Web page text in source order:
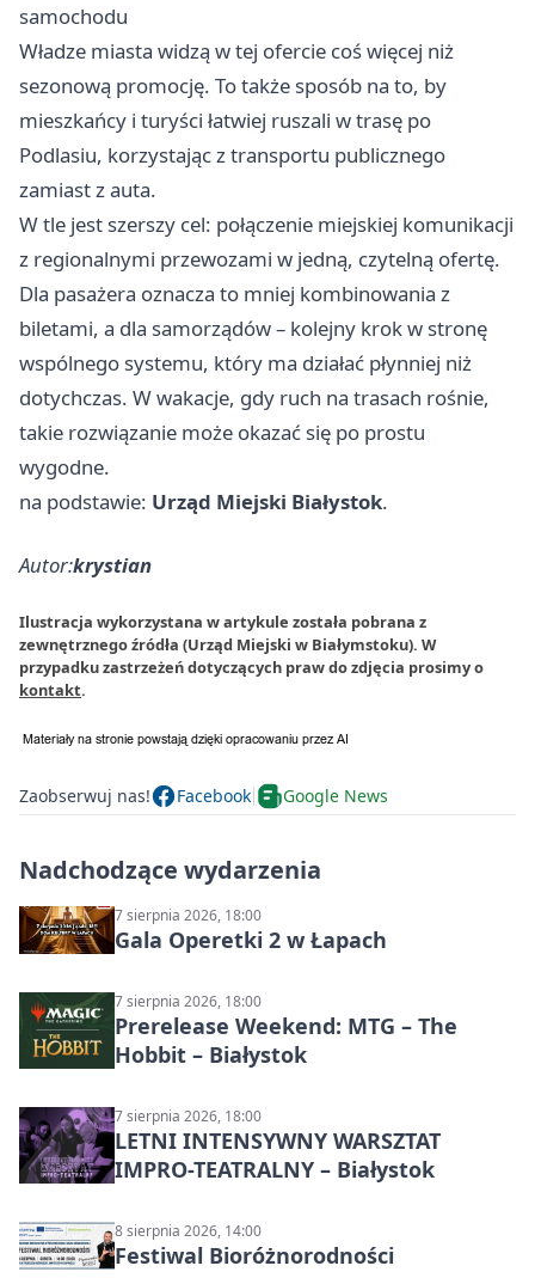
samochodu
Władze miasta widzą w tej ofercie coś więcej niż
sezonową promocję. To także sposób na to, by
mieszkańcy i turyści łatwiej ruszali w trasę po
Podlasiu, korzystając z transportu publicznego
zamiast z auta.
W tle jest szerszy cel: połączenie miejskiej komunikacji
z regionalnymi przewozami w jedną, czytelną ofertę.
Dla pasażera oznacza to mniej kombinowania z
biletami, a dla samorządów – kolejny krok w stronę
wspólnego systemu, który ma działać płynniej niż
dotychczas. W wakacje, gdy ruch na trasach rośnie,
takie rozwiązanie może okazać się po prostu
wygodne.
na podstawie: Urząd Miejski Białystok.
Autor:krystian
Ilustracja wykorzystana w artykule została pobrana z
zewnętrznego źródła (Urząd Miejski w Białymstoku). W
przypadku zastrzeżeń dotyczących praw do zdjęcia prosimy o
kontakt.
Zaobserwuj nas! Facebook Google News
Nadchodzące wydarzenia
7 sierpnia 2026, 18:00
Gala Operetki 2 w Łapach
7 sierpnia 2026, 18:00
Prerelease Weekend: MTG – The
Hobbit – Białystok
7 sierpnia 2026, 18:00
LETNI INTENSYWNY WARSZTAT
IMPRO-TEATRALNY – Białystok
8 sierpnia 2026, 14:00
Festiwal Bioróżnorodności